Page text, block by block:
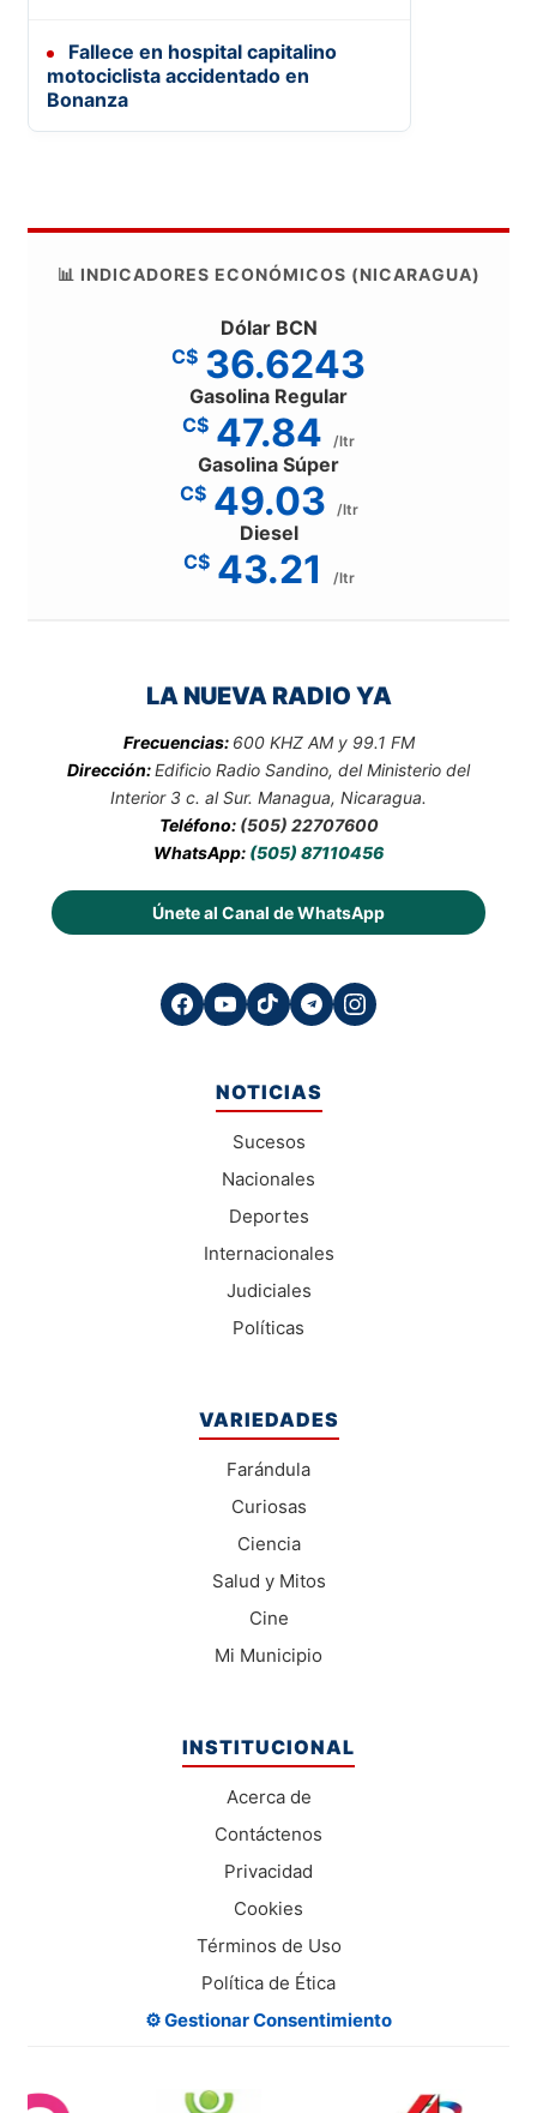
Fallece en hospital capitalino
motociclista accidentado en
Bonanza
📊 INDICADORES ECONÓMICOS (NICARAGUA)
Dólar BCN
C$ 36.6243
Gasolina Regular
C$ 47.84 /ltr
Gasolina Súper
C$ 49.03 /ltr
Diesel
C$ 43.21 /ltr
LA NUEVA RADIO YA
Frecuencias: 600 KHZ AM y 99.1 FM
Dirección:Edificio Radio Sandino, del Ministerio del
Interior 3 c. al Sur. Managua, Nicaragua.
Teléfono: (505) 22707600
WhatsApp: (505) 87110456
Únete al Canal de WhatsApp
NOTICIAS
Sucesos
Nacionales
Deportes
Internacionales
Judiciales
Políticas
VARIEDADES
Farándula
Curiosas
Ciencia
Salud y Mitos
Cine
Mi Municipio
INSTITUCIONAL
Acerca de
Contáctenos
Privacidad
Cookies
Términos de Uso
Política de Ética
⚙️ Gestionar Consentimiento